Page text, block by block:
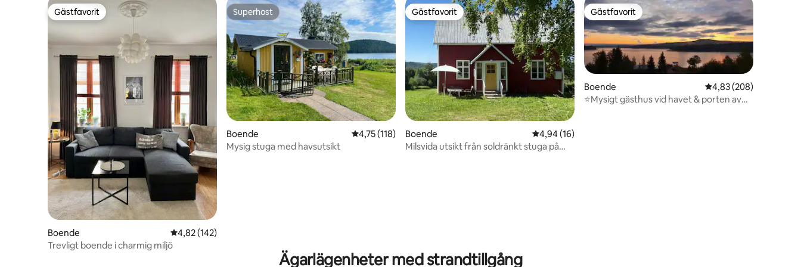
Gästfavorit
Gästfavorit
Boende 4,82 av 5 i genomsnittligt betyg, 142 omdömen
4,82 (142)
Trevligt boende i charmig miljö
Superhost
Superhost
Boende 4,75 av 5 i genomsnittligt betyg, 118 omdömen
4,75 (118)
Mysig stuga med havsutsikt
Gästfavorit
Gästfavorit
Boende 4,94 av 5 i genomsnittligt betyg, 16 omdömen
4,94 (16)
Milsvida utsikt från soldränkt stuga på
Gästfavorit
Gästfavorit
Boende 4,83 av 5 i
4,83 (208)
⭐️Mysigt gästhus vid havet & porten av
Ägarlägenheter med strandtillgång